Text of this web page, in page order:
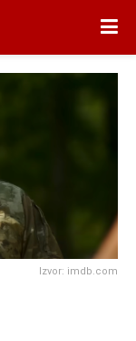
Izvor: imdb.com